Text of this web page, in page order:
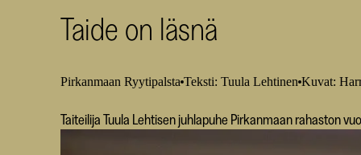
Taide on läsnä
Pirkanmaan Ryytipalsta Teksti: Tuula Lehtinen Kuvat:
Taiteilija Tuula Lehtisen juhlapuhe Pirkanmaan rahaston